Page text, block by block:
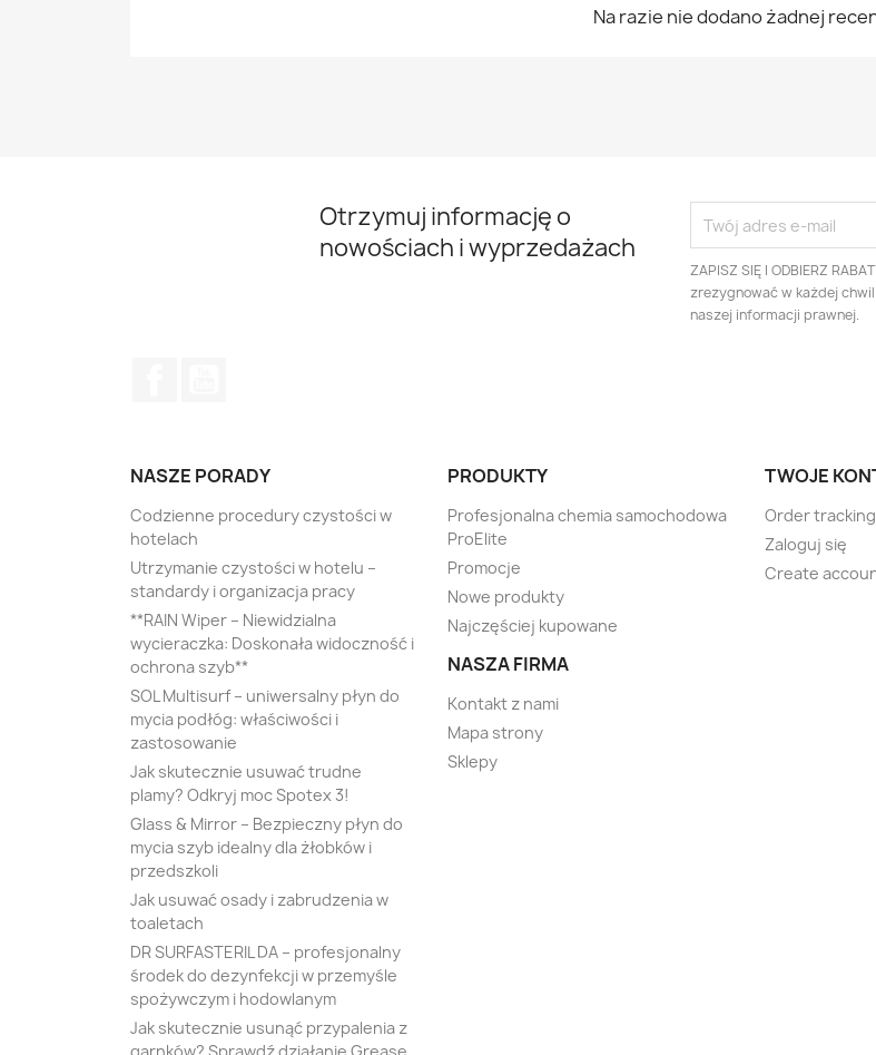
Na razie nie dodano żadnej
Otrzymuj informację o
nowościach i wyprzedażach
ZAPISZ SIĘ I ODBIERZ
zrezygnować w każdej
naszej informacji prawnej.
NASZE PORADY
Codzienne procedury czystości w
hotelach
Utrzymanie czystości w hotelu –
standardy i organizacja pracy
**RAIN Wiper – Niewidzialna
wycieraczka: Doskonała widoczność i
ochrona szyb**
SOL Multisurf – uniwersalny płyn do
mycia podłóg: właściwości i
zastosowanie
Jak skutecznie usuwać trudne
plamy? Odkryj moc Spotex 3!
Glass & Mirror – Bezpieczny płyn do
mycia szyb idealny dla żłobków i
przedszkoli
Jak usuwać osady i zabrudzenia w
toaletach
DR SURFASTERIL DA – profesjonalny
środek do dezynfekcji w przemyśle
spożywczym i hodowlanym
Jak skutecznie usunąć przypalenia z
PRODUKTY
Profesjonalna chemia samochodowa
ProElite
Promocje
Nowe produkty
Najczęściej kupowane
NASZA FIRMA
Kontakt z nami
Mapa strony
Sklepy
TWOJE
Order tracking
Zaloguj się
Create